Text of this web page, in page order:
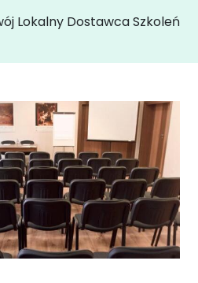
Lokalny Dostawca Szkoleń